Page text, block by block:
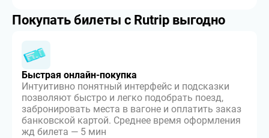
Покупать билеты с Rutrip выгодно
Быстрая онлайн-покупка
Интуитивно понятный интерфейс и подсказки
позволяют быстро и легко подобрать поезд,
забронировать места в вагоне и оплатить заказ
банковской картой. Среднее время оформления
жд билета — 5 мин